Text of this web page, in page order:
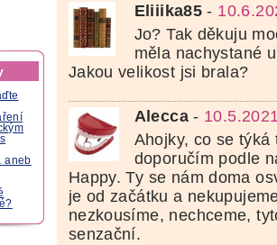
aneb
Eliiika85 -
Jo? Tak děkuju
měla nachystané
Jakou velikost jsi brala?
Alecca-
Ahojky, co se
doporučím podle
Happy. Ty se nám doma
je od začátku a
nezkousíme, nechceme,
senzační.